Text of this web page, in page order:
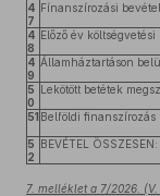
4
7
Fínanszírozási
4
8
Előző év
4
9
Államháztartáson
5
0
Lekötött betétek
51 Belföldi finanszírozás
5
2
BEVÉTEL ÖSSZESEN:
7. melléklet a 7/2026.